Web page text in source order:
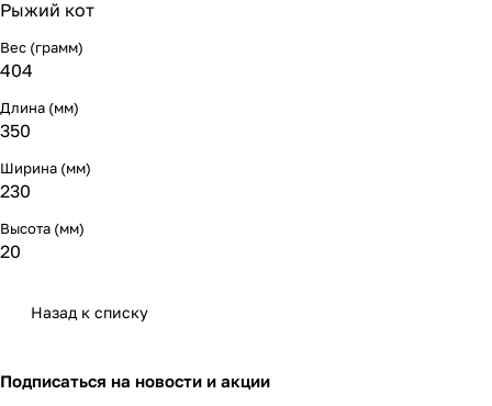
Рыжий кот
Вес (грамм)
404
Длина (мм)
350
Ширина (мм)
230
Высота (мм)
20
Назад к списку
Подписаться на новости и акции